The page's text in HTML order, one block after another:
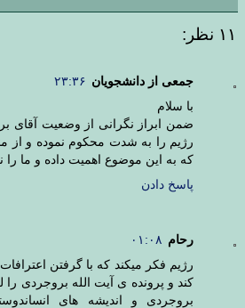
۱۱ نظر:
جمعی از دانشجویان ۲۳:۳۶
با سلام
ضمن ابراز نگرانی از وضعیت آقای
رژیم را به شدت محکوم نموده و از
که به این موضوع اهمیت داده و ما را
پاسخ دادن
رحام ۰۱:۰۸
رژیم فکر میکند که با گرفتن اعترافات
کند و پرونده ی آیت الله بروجردی را
بروجردی و اندیشه های